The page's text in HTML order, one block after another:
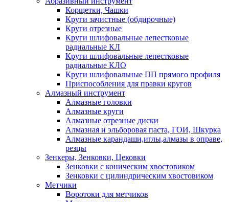
Корщетки, Чашки
Круги зачистные (обдирочные)
Круги отрезные
Круги шлифовальные лепестковые
радиальные КЛ
Круги шлифовальные лепестковые
радиальные КЛО
Круги шлифовальные ПП прямого профиля
Приспособления для правки кругов
Алмазный инструмент
Алмазные головки
Алмазные круги
Алмазные отрезные диски
Алмазная и эльборовая паста, ГОИ, Шкурка
Алмазные карандаши,иглы,алмазы в оправе,
резцы
Зенкеры, Зенковки, Цековки
Зенковки с коническим хвостовиком
Зенковки с цилиндрическим хвостовиком
Метчики
Воротоки для метчиков